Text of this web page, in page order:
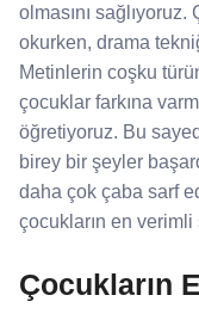
olmasını sağlıyoruz.
okurken, drama
Metinlerin coşku
çocuklar farkına
öğretiyoruz. Bu
birey bir şeyler
daha çok çaba sarf
çocukların en verimli
Çocukların